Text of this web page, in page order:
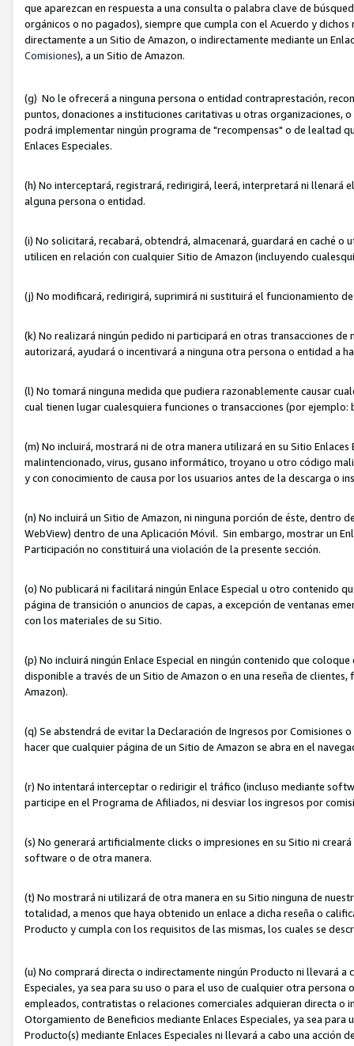
que aparezcan en respuesta a una consulta o palabra clave de
orgánicos o no pagados), siempre que cumpla con el Acuerdo y
directamente a un Sitio de Amazon, o indirectamente mediante un
Comisiones), a un Sitio de Amazon.
(g) No le ofrecerá a ninguna persona o entidad contraprestación,
puntos, donaciones a instituciones caritativas u otras organizaciones,
podrá implementar ningún programa de "recompensas" o de lealtad
Enlaces Especiales.
(h) No interceptará, registrará, redirigirá, leerá, interpretará ni
alguna persona o entidad.
(i) No solicitará, recabará, obtendrá, almacenará, guardará en caché
utilicen en relación con cualquier Sitio de Amazon (incluyendo
(j) No modificará, redirigirá, suprimirá ni sustituirá el funcionamiento
(k) No realizará ningún pedido ni participará en otras transacciones
autorizará, ayudará o incentivará a ninguna otra persona o entidad a
(l) No tomará ninguna medida que pudiera razonablemente causar
cual tienen lugar cualesquiera funciones o transacciones (por
(m) No incluirá, mostrará ni de otra manera utilizará en su Sitio
malintencionado, virus, gusano informático, troyano u otro código
y con conocimiento de causa por los usuarios antes de la descarga
(n) No incluirá un Sitio de Amazon, ni ninguna porción de éste,
WebView) dentro de una Aplicación Móvil. Sin embargo, mostrar un
Participación no constituirá una violación de la presente sección.
(o) No publicará ni facilitará ningún Enlace Especial u otro contenido
página de transición o anuncios de capas, a excepción de ventanas
con los materiales de su Sitio.
(p) No incluirá ningún Enlace Especial en ningún contenido que
disponible a través de un Sitio de Amazon o en una reseña de
Amazon).
(q) Se abstendrá de evitar la Declaración de Ingresos por
hacer que cualquier página de un Sitio de Amazon se abra en el
(r) No intentará interceptar o redirigir el tráfico (incluso mediante
participe en el Programa de Afiliados, ni desviar los ingresos por
(s) No generará artificialmente clicks o impresiones en su Sitio ni
software o de otra manera.
(t) No mostrará ni utilizará de otra manera en su Sitio ninguna de
totalidad, a menos que haya obtenido un enlace a dicha reseña o
Producto y cumpla con los requisitos de las mismas, los cuales se
(u) No comprará directa o indirectamente ningún Producto ni llevará a
Especiales, ya sea para su uso o para el uso de cualquier otra
empleados, contratistas o relaciones comerciales adquieran directa o
Otorgamiento de Beneficios mediante Enlaces Especiales, ya sea
Producto(s) mediante Enlaces Especiales ni llevará a cabo una